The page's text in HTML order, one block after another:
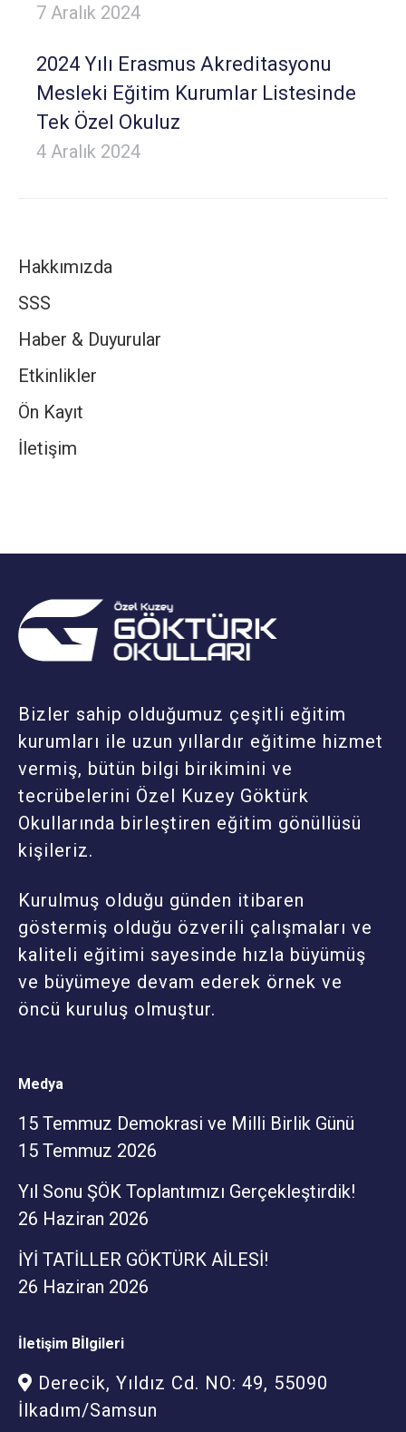
7 Aralık 2024
2024 Yılı Erasmus Akreditasyonu
Mesleki Eğitim Kurumlar Listesinde
Tek Özel Okuluz
4 Aralık 2024
Hakkımızda
SSS
Haber & Duyurular
Etkinlikler
Ön Kayıt
İletişim
Bizler sahip olduğumuz çeşitli eğitim
kurumları ile uzun yıllardır eğitime hizmet
vermiş, bütün bilgi birikimini ve
tecrübelerini Özel Kuzey Göktürk
Okullarında birleştiren eğitim gönüllüsü
kişileriz.
Kurulmuş olduğu günden itibaren
göstermiş olduğu özverili çalışmaları ve
kaliteli eğitimi sayesinde hızla büyümüş
ve büyümeye devam ederek örnek ve
öncü kuruluş olmuştur.
Medya
15 Temmuz Demokrasi ve Milli Birlik Günü
15 Temmuz 2026
Yıl Sonu ŞÖK Toplantımızı Gerçekleştirdik!
26 Haziran 2026
İYİ TATİLLER GÖKTÜRK AİLESİ!
26 Haziran 2026
İletişim Bİlgileri
Derecik, Yıldız Cd. NO: 49, 55090
İlkadım/Samsun